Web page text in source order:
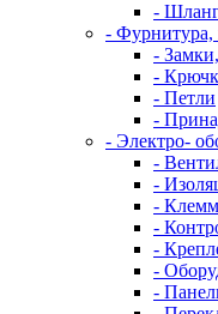
-
- Фурнитура,
-
-
- Петли
-
- Электро-
-
-
-
-
-
-
-